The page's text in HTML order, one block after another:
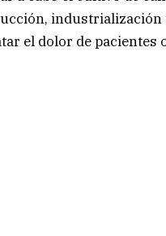
el dolor de